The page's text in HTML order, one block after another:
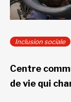
Inclusion sociale
Centre
de vie qui